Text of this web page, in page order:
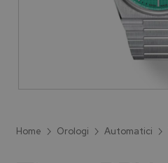
Home Orologi Automatici